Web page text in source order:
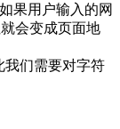
果用户输入的网
会变成页面地
我们需要对字符